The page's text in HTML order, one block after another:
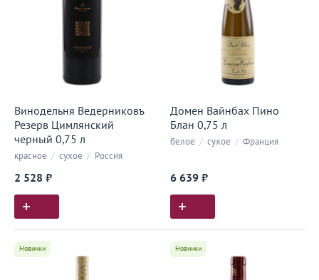
Винодельня Ведерниковъ
Резерв Цимлянский
черный 0,75 л
красное / сухое / Россия
2 528 ₽
Домен Вайнбах Пино
Блан 0,75 л
белое / сухое / Франция
6 639 ₽
Новинки Новинки